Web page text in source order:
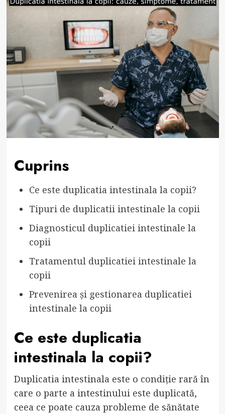
Cuprins
Ce este duplicatia intestinala la copii?
Tipuri de duplicatii intestinale la copii
Diagnosticul duplicatiei intestinale la
copii
Tratamentul duplicatiei intestinale la
copii
Prevenirea și gestionarea duplicatiei
intestinale la copii
Ce este duplicatia
intestinala la copii?
Duplicatia intestinala este o condiție rară în
care o parte a intestinului este duplicată,
ceea ce poate cauza probleme de sănătate